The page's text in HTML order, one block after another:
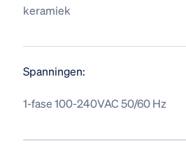
keramiek
Spanningen:
1-fase 100-240VAC 50/60 Hz